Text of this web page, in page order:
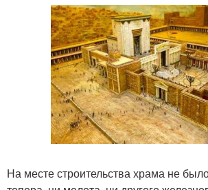
На месте строительства храма не